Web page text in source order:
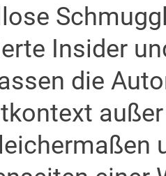
Insider
die